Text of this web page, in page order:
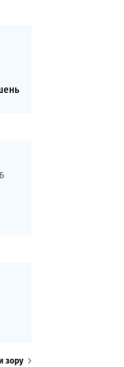
зору